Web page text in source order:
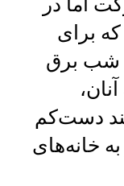
برای
شب برق
دست‌کم
خانه‌های